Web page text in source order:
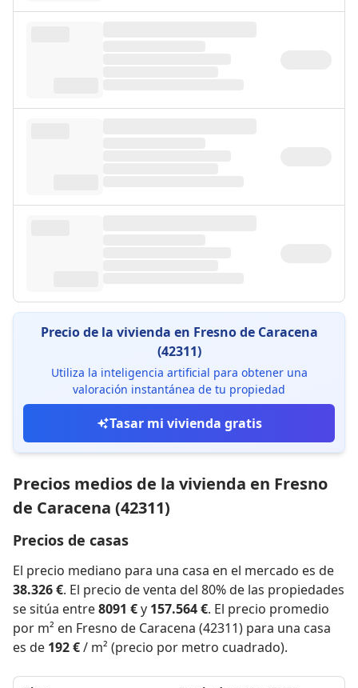
Precio de la vivienda en Fresno de Caracena
(42311)
Utiliza la inteligencia artificial para obtener una
valoración instantánea de tu propiedad
Tasar mi vivienda gratis
Precios medios de la vivienda en Fresno
de Caracena (42311)
Precios de casas
El precio mediano para una casa en el mercado es de
38.326 €. El precio de venta del 80% de las propiedades
se sitúa entre8091 €y 157.564 €. El precio promedio
por m² en Fresno de Caracena (42311) para una casa
es de 192 €/ m² (precio por metro cuadrado).